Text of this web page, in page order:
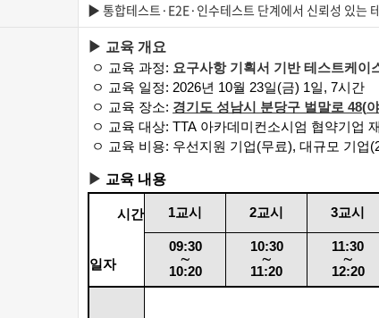
▶ 통합테스트·E2E·인수테스트 단계에서 신뢰성 있는
▶ 교육 개요
ㅇ 교육 과정: 요구사항 기획서 기반 테스트케이
ㅇ 교육 일정: 2026년 10월 23일(금) 1일, 7시간
ㅇ 교육 장소: 경기도 성남시 분당구 벌말로 48(
ㅇ 교육 대상: TTA 아카데미컨소시엄 협약기업
ㅇ 교육 비용: 우선지원 기업(무료), 대규모 기업
▶ 교육 내용
시간
일자
1교시 2교시 3교시
09:30
∼
10:20
10:30
∼
11:20
11:30
∼
12:20